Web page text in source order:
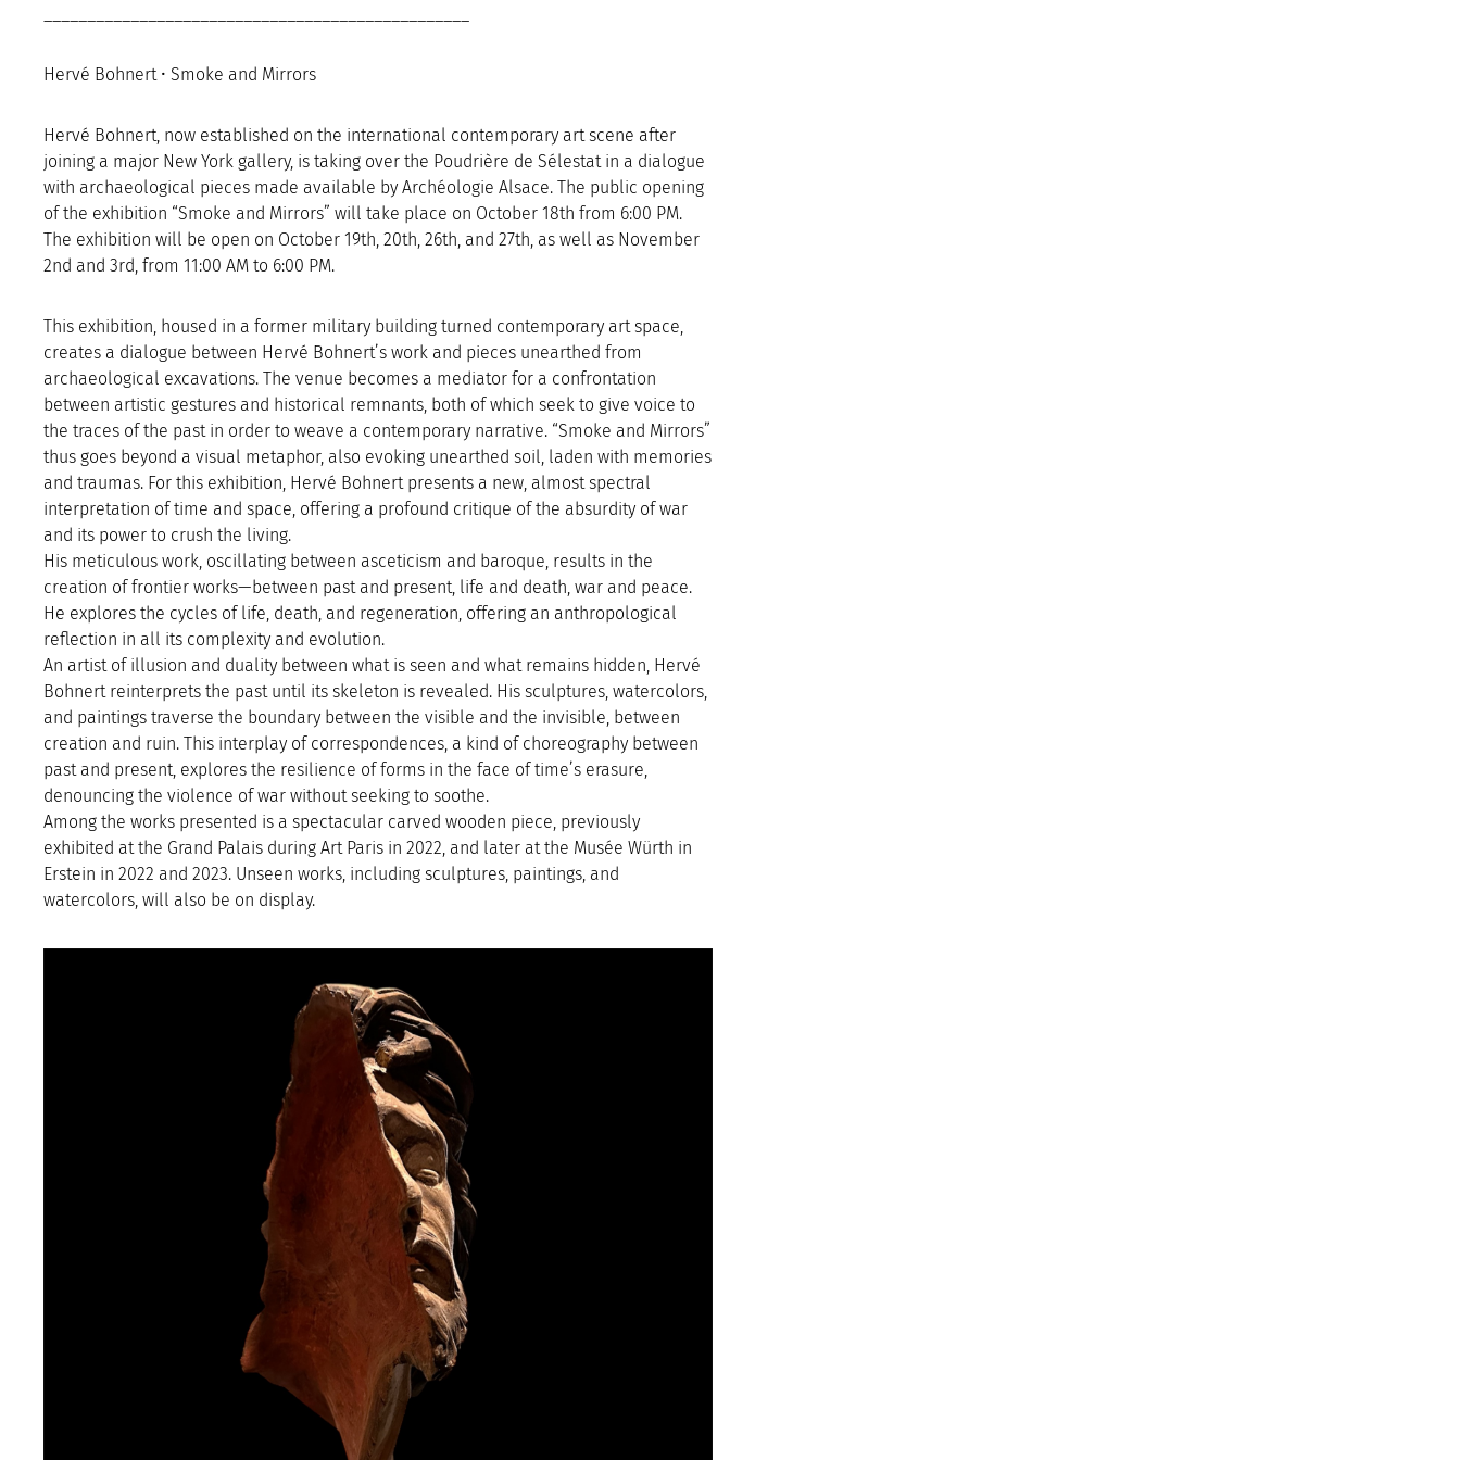
Hervé Bohnert • Smoke and Mirrors
Hervé Bohnert, now established on the international contemporary art scene after
joining a major New York gallery, is taking over the Poudrière de Sélestat in a dialogue
with archaeological pieces made available by Archéologie Alsace. The public opening
of the exhibition “Smoke and Mirrors” will take place on October 18th from 6:00 PM.
The exhibition will be open on October 19th, 20th, 26th, and 27th, as well as November
2nd and 3rd, from 11:00 AM to 6:00 PM.
This exhibition, housed in a former military building turned contemporary art space,
creates a dialogue between Hervé Bohnert’s work and pieces unearthed from
archaeological excavations. The venue becomes a mediator for a confrontation
between artistic gestures and historical remnants, both of which seek to give voice to
the traces of the past in order to weave a contemporary narrative. “Smoke and Mirrors”
thus goes beyond a visual metaphor, also evoking unearthed soil, laden with memories
and traumas. For this exhibition, Hervé Bohnert presents a new, almost spectral
interpretation of time and space, offering a profound critique of the absurdity of war
and its power to crush the living.
His meticulous work, oscillating between asceticism and baroque, results in the
creation of frontier works—between past and present, life and death, war and peace.
He explores the cycles of life, death, and regeneration, offering an anthropological
reflection in all its complexity and evolution.
An artist of illusion and duality between what is seen and what remains hidden, Hervé
Bohnert reinterprets the past until its skeleton is revealed. His sculptures, watercolors,
and paintings traverse the boundary between the visible and the invisible, between
creation and ruin. This interplay of correspondences, a kind of choreography between
past and present, explores the resilience of forms in the face of time’s erasure,
denouncing the violence of war without seeking to soothe.
Among the works presented is a spectacular carved wooden piece, previously
exhibited at the Grand Palais during Art Paris in 2022, and later at the Musée Würth in
Erstein in 2022 and 2023. Unseen works, including sculptures, paintings, and
watercolors, will also be on display.